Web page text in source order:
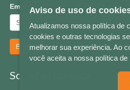
Email:
Enviar
Socialize conosco
Aviso de uso de
Atualizamos nossa política de
cookies e outras tecnologias
melhorar sua experiência. Ao
você aceita a nossa política de